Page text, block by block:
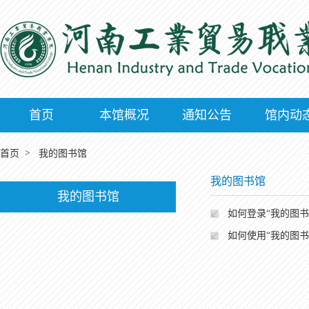
首页 本馆概况 通知公告 馆内动
首页 > 我的图书馆
我的图书馆
我的图书馆
如何登录“我的图
如何使用“我的图